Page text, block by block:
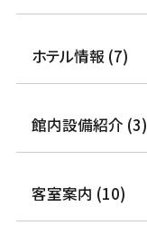
ホテル情報 (7)
館内設備紹介 (3)
客室案内 (10)